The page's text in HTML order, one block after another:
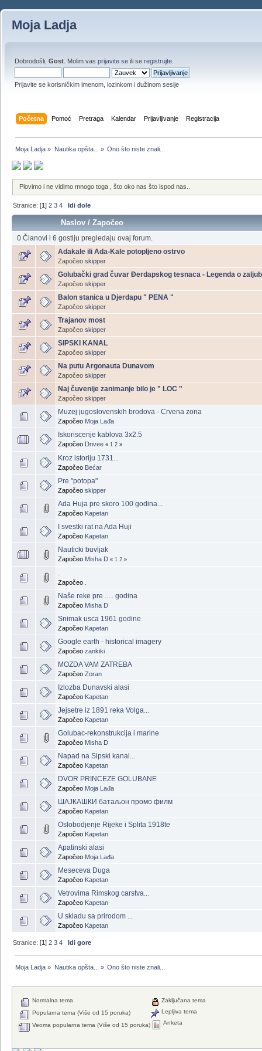
Moja Ladja
Dobrodošli, Gost . Molim vas prijavite se ili se registrujte
Prijavite se korisničkim imenom, lozinkom i dužinom sesije
Početna Pomoć Pretraga Kalendar Prijavljivanje Registracija
Moja Ladja » Nautika opšta... » Ono što niste znali...
Plovimo i ne vidimo mnogo toga , što oko nas što ispod nas..
Stranice: [1]2 3 4 Idi dole
Naslov /Započeo
0 Članovi i 6 gostiju pregledaju ovaj forum.
Adakale ili Ada-Kale potopljeno ostrvo
Započeo skipper
Golubački grad čuvar Đerdapskog tesnaca - Legenda o
Započeo skipper
Balon stanica u Djerdapu " PENA "
Započeo skipper
Trajanov most
Započeo skipper
SIPSKI KANAL
Započeo skipper
Na putu Argonauta Dunavom
Započeo skipper
Naj čuvenije zanimanje bilo je " LOC "
Započeo skipper
Muzej jugoslovenskih brodova - Crvena zona
Započeo Moja Lađa
Iskoriscenje kablova 3x2.5
Započeo Drivee « 1 2 »
Kroz istoriju 1731...
Započeo Bećar
Pre "potopa"
Započeo skipper
Ada Huja pre skoro 100 godina...
Započeo Kapetan
I svestki rat na Ada Huji
Započeo Kapetan
Nauticki buvljak
Započeo Misha D « 1 2 »
.
Započeo
Naše reke pre ..... godina
Započeo Misha D
Snimak usca 1961 godine
Započeo Kapetan
Google earth - historical imagery
Započeo zankiki
MOZDA VAM ZATREBA
Započeo Zoran
Izlozba Dunavski alasi
Započeo Kapetan
Jejsetre iz 1891 reka Volga...
Započeo Kapetan
Golubac-rekonstrukcija i marine
Započeo Misha D
Napad na Sipski kanal...
Započeo Kapetan
DVOR PRINCEZE GOLUBANE
Započeo Moja Lađa
ШАЈКАШКИ батаљон промо филм
Započeo Kapetan
Oslobodjenje Rijeke i Splita 1918te
Započeo Kapetan
Apatinski alasi
Započeo Moja Lađa
Meseceva Duga
Započeo Kapetan
Vetrovima Rimskog carstva...
Započeo Kapetan
U skladu sa prirodom ...
Započeo Kapetan
Stranice: [1]2 3 4 Idi gore
Moja Ladja » Nautika opšta... » Ono što niste znali...
Normalna tema
Popularna tema (Više od 15 poruka)
Veoma popularna tema (Više od 15 poruka)
Zaključana tema
Lepljiva tema
Anketa